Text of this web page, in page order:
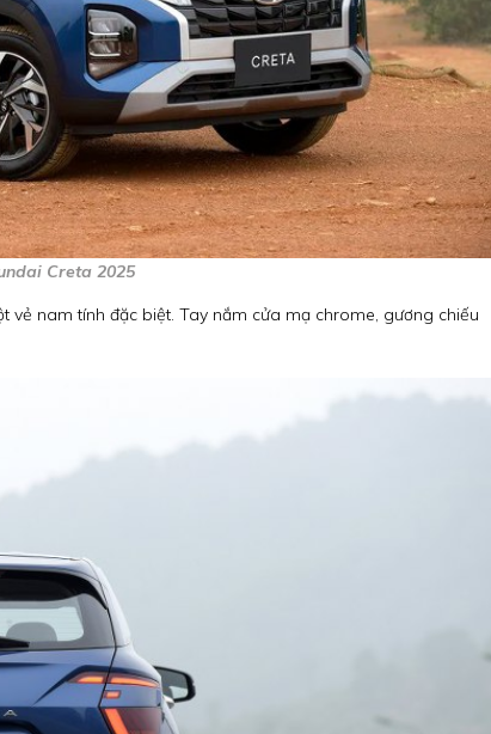
Creta 2025
nam tính đặc biệt. Tay nắm cửa mạ chrome, gương chiếu